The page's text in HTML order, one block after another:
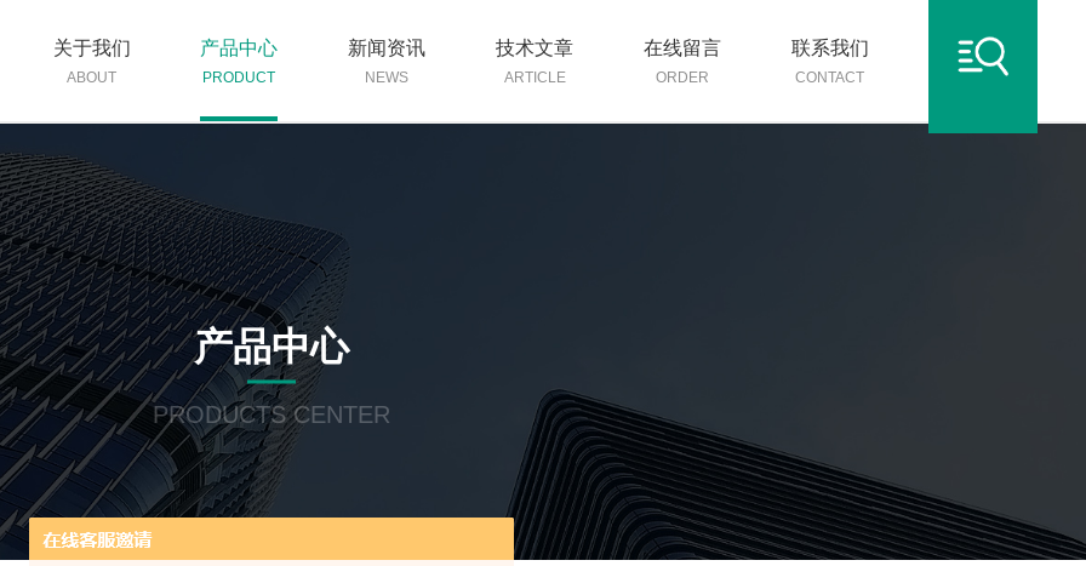
关于我们
ABOUT
产品中心
PRODUCT
新闻资讯
NEWS
技术文章
ARTICLE
在线留言
ORDER
联系我们
CONTACT
产品中心
PRODUCTS CENTER